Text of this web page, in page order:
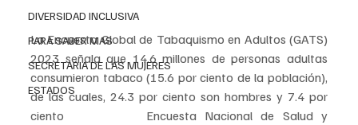
DIVERSIDAD INCLUSIVA
PARA SABER MAS
SECRETARIA DE LAS MUJERES
ESTADOS
La Encuesta Global de Tabaquismo en Adultos (GATS)
2023 señala que 14.6 millones de personas adultas
consumieron tabaco (15.6 por ciento de la población),
de las cuales, 24.3 por ciento son hombres y 7.4 por
ciento
Encuesta Nacional de Salud y